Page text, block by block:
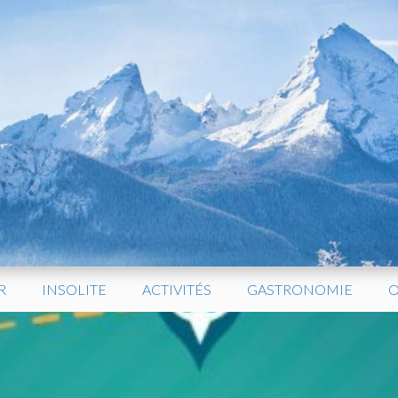
INSOLITE ACTIVITÉS GASTRONOMIE